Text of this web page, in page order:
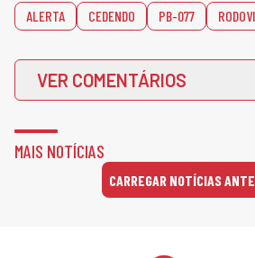
ALERTA CEDENDO PB-077
VER COMENTÁRIOS
MAIS NOTÍCIAS
CARREGAR NOTÍCIAS